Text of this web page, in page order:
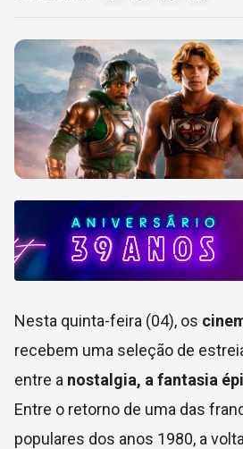
Nesta quinta-feira (04), os
recebem uma seleção de
entre a nostalgia, a fantasia
Entre o retorno de uma das
populares dos anos 1980, a